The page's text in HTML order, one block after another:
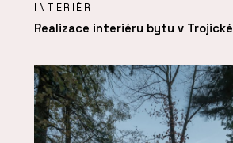
INTERIÉR
Realizace interiéru bytu v Trojické